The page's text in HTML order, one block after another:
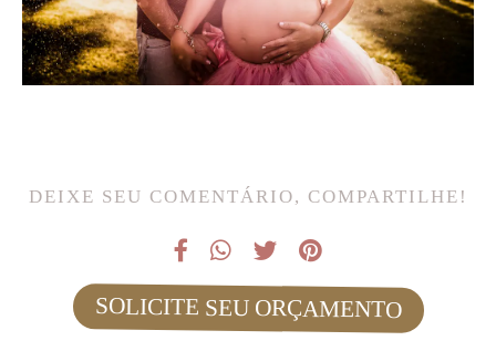
DEIXE SEU COMENTÁRIO, COMPARTILHE!
SOLICITE SEU ORÇAMENTO